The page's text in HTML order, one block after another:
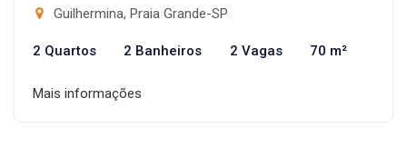
Guilhermina, Praia Grande-SP
2 Quartos 2 Banheiros 2 Vagas 70 m²
Mais informações